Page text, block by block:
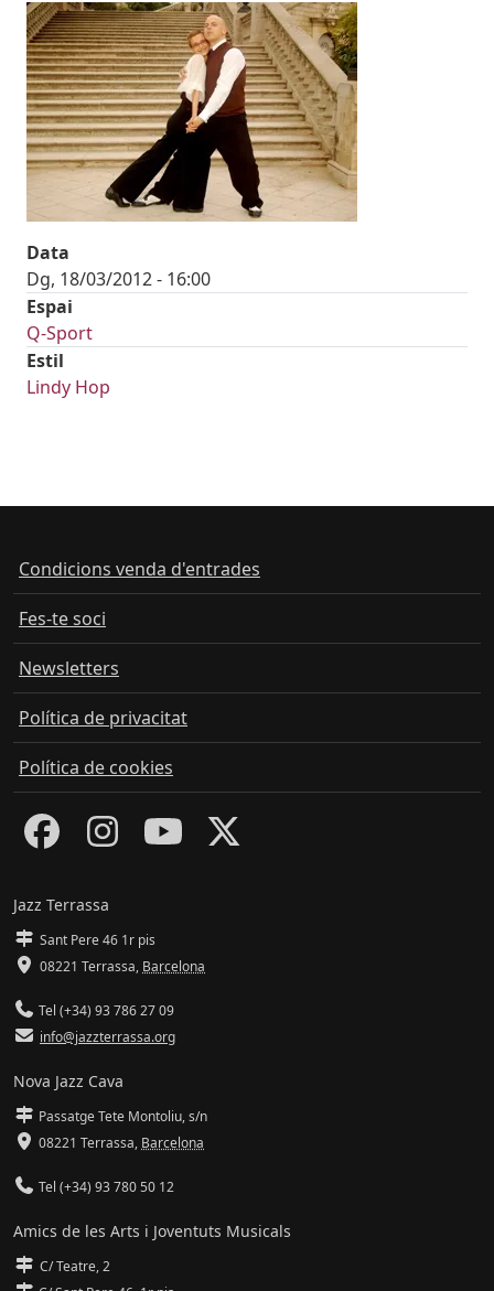
Imatges
Image
Data
Dg, 18/03/2012 - 16:00
Espai
Q-Sport
Estil
Lindy Hop
Condicions venda d'entrades
Fes-te soci
Newsletters
Política de privacitat
Política de cookies
Jazz Terrassa
Sant Pere 46 1r pis
08221 Terrassa, Barcelona
Tel (+34) 93 786 27 09
info@jazzterrassa.org
Nova Jazz Cava
Passatge Tete Montoliu, s/n
08221 Terrassa, Barcelona
Tel (+34) 93 780 50 12
Amics de les Arts i Joventuts Musicals
C/ Teatre, 2